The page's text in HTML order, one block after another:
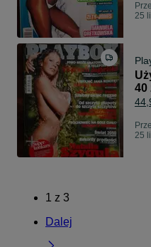
25
40
25
1 z 3
Dalej